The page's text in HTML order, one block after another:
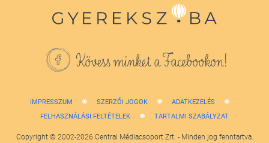
Kövess minket a Facebookon!
IMPRESSZUM SZERZŐI JOGOK
ADATKEZELÉS
FELHASZNÁLÁSI FELTÉTELEK
TARTALMI SZABÁLYZAT
Copyright © 2002-2026 Central Médiacsoport Zrt. - Minden jog fenntartva.